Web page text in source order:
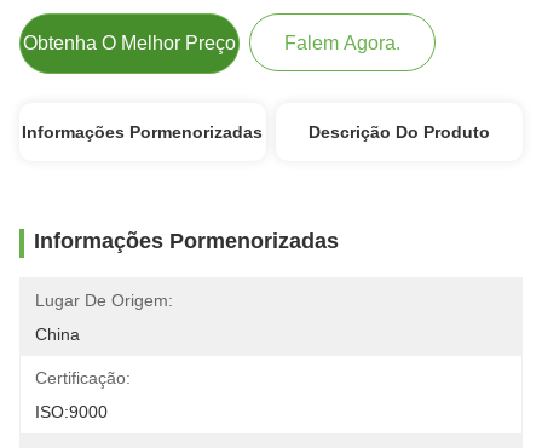
Obtenha O Melhor Preço Falem Agora.
Informações Pormenorizadas Descrição Do Produto
Informações Pormenorizadas
Lugar De Origem:
China
Certificação:
ISO:9000